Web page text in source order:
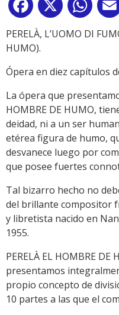
Facebook
X
PERELÀ, L’UOMO DI
HUMO).
Ópera en diez capítulos
La ópera que
HOMBRE DE HUMO,
deidad, ni a un ser
etérea figura de humo,
desvanece luego por
que posee fuertes
Tal bizarro hecho no
del brillante compositor
y libretista nacido en
1955.
PERELÀ EL HOMBRE
presentamos
propio concepto de
10 partes a las que el